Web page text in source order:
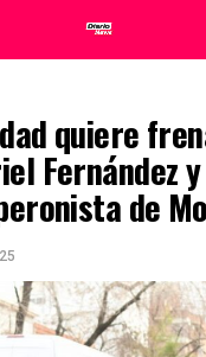
quiere
Fernández
de